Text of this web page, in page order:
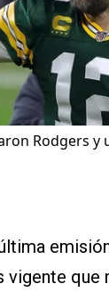
Rodgers y
vigente que